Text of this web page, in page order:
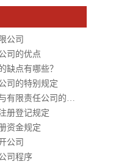
公司
司的优点
缺点有哪些？
司的特别规定
一人有限公司与有限责任公司的区别分析
册登记规定
资金规定
公司
司程序